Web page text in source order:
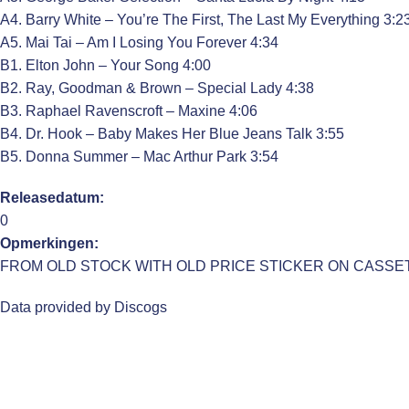
A4. Barry White – You’re The First, The Last My Everything
A5. Mai Tai – Am I Losing You Forever 4:34
B1. Elton John – Your Song 4:00
B2. Ray, Goodman & Brown – Special Lady 4:38
B3. Raphael Ravenscroft – Maxine 4:06
B4. Dr. Hook – Baby Makes Her Blue Jeans Talk 3:55
B5. Donna Summer – Mac Arthur Park 3:54
Releasedatum:
0
Opmerkingen:
FROM OLD STOCK WITH OLD PRICE STICKER ON
Data provided by Discogs